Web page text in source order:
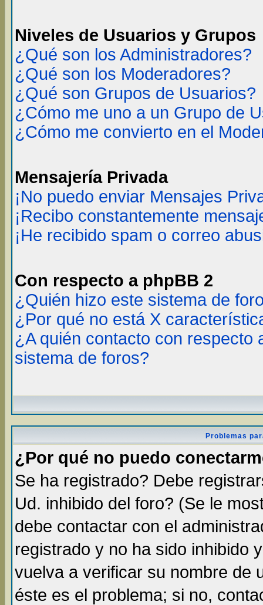
Niveles de Usuarios y Grupos
¿Qué son los Administradores?
¿Qué son los Moderadores?
¿Qué son Grupos de Usuarios?
¿Cómo me uno a un Grupo de
¿Cómo me convierto en el
Mensajería Privada
¡No puedo enviar Mensajes
¡Recibo constantemente
¡He recibido spam o correo
Con respecto a phpBB 2
¿Quién hizo este sistema de
¿Por qué no está X
¿A quién contacto con respecto
sistema de foros?
Problemas
¿Por qué no puedo
Se ha registrado? Debe
Ud. inhibido del foro? (Se le
debe contactar con el
registrado y no ha sido inhibido
vuelva a verificar su nombre de
éste es el problema; si no,